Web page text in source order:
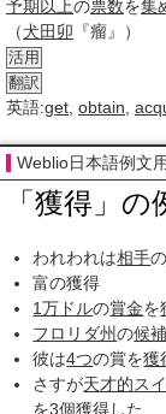
予期以上の票数を集
（犬田卯 『瘤』）
活用
翻訳
英語:get obtain
Weblio日本語例文
「獲得」
われわれは相手の
富の獲得
1万 ドルの賞金を
フロリダ州の候
彼は4つの賞を獲
さすが天才的ス
を3個獲得した